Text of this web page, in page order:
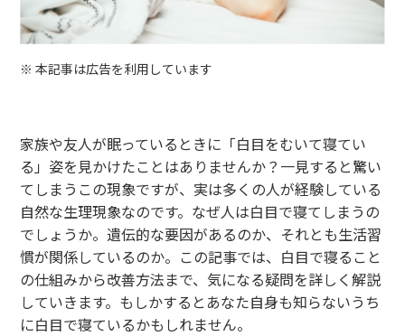
※ 本記事は広告を利用しています
家族や友人が眠っているときに「白目をむいて寝てい
る」姿を見かけたことはありませんか？一見すると驚い
てしまうこの現象ですが、実は多くの人が経験している
自然な生理現象なのです。なぜ人は白目で寝てしまうの
でしょうか。遺伝的な要因があるのか、それとも生活習
慣が関係しているのか。この記事では、白目で寝ること
の仕組みから改善方法まで、気になる疑問を詳しく解説
していきます。もしかするとあなた自身も知らないうち
に白目で寝ているかもしれません。